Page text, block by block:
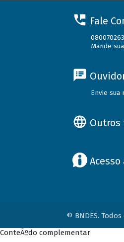
Fale
Mande
Envie sua
Outros
© BNDES.
ConteÃºdo complementar